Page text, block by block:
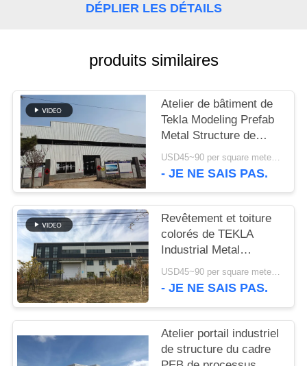
NOUVELLES
CAS
PLAN
DU
SITE
POLITIQUE
DE
CONFIDENTIALITÉ
DÉPLIER LES DÉTAILS
produits similaires
Atelier de bâtiment de
Tekla Modeling Prefab
Metal Structure de
haute résistance
USD45~90 per square meter MOQ:1000 mètres carrés
- JE NE SAIS PAS.
Revêtement et toiture
colorés de TEKLA
Industrial Metal
Workshop Building
USD45~90 per square meter MOQ:1000 mètres carrés
- JE NE SAIS PAS.
Atelier portail industriel
de structure du cadre